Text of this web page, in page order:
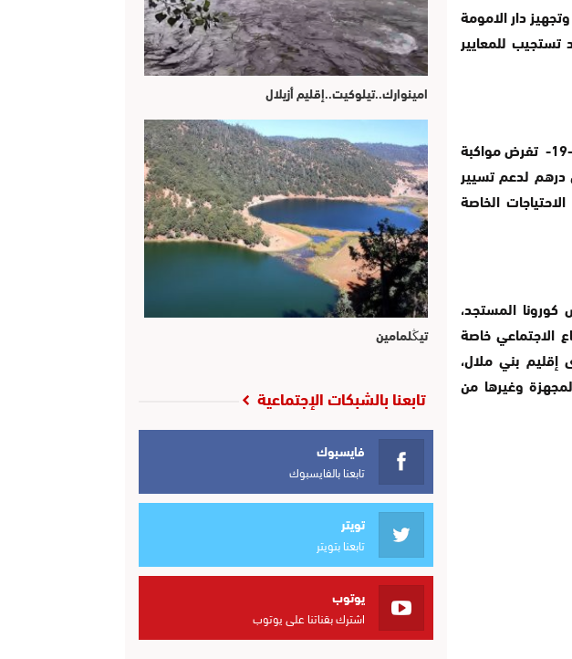
دار الامومة
تستجيب للمعايير
وتماشيا مع تدابير الطوارئ الصحية حيث أن الظرفية الحالية المقرونة بانتشار مرض كوفيد -19- تفرض مواكبة
في وضعية هشاشة، تم تخصيص غلاف مالي قدره 2,5 مليون درهم لدعم تسيير
الخاصة
المستجد،
الاجتماعي خاصة
بني ملال،
وغيرها من
امينوارك..تيلوكيت..إقليم أزيلال
تيڭلمامين
تابعنا بالشبكات الإجتماعية
فايسبوك
تابعنا بالفايسبوك
تويتر
تابعنا بتويتر
يوتوب
اشترك بقناتنا على يوتوب